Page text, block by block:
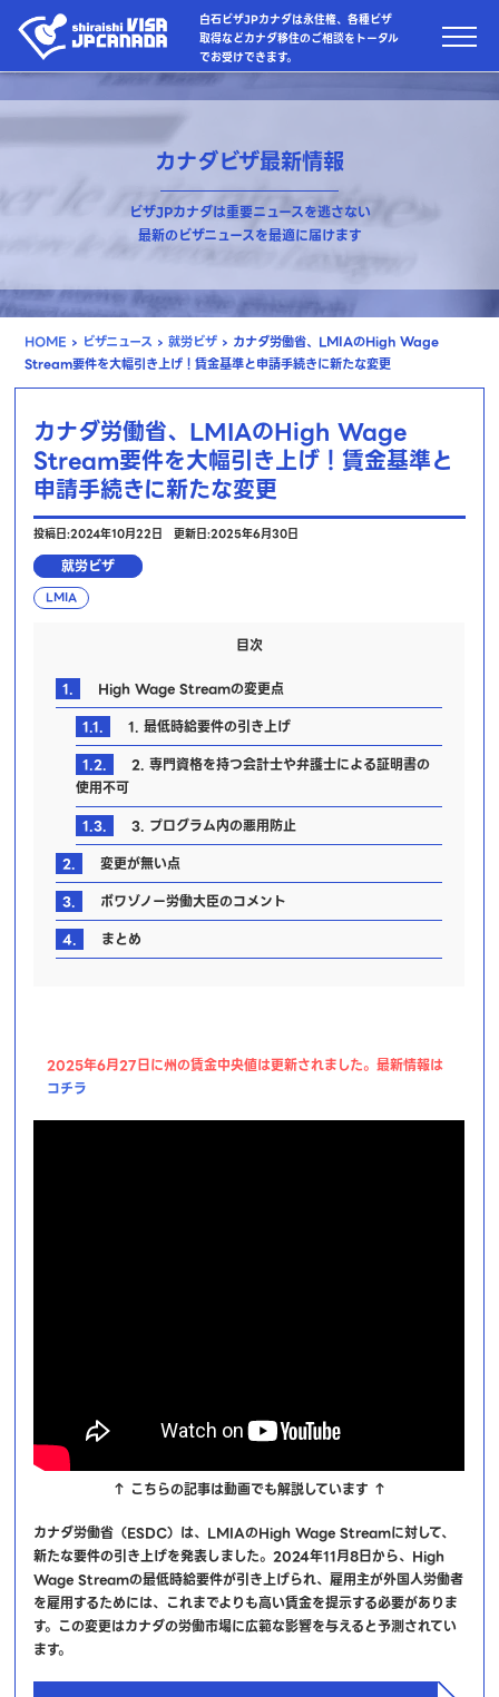
白石ビザJPカナダは永住権、各種ビザ
取得などカナダ移住のご相談をトータル
でお受けできます。
カナダビザ最新情報
ビザJPカナダは重要ニュースを逃さない
最新のビザニュースを最適に届けます
HOME › ビザニュース › 就労ビザ › カナダ労働省、LMIAのHigh Wage
Stream要件を大幅引き上げ！賃金基準と申請手続きに新たな変更
カナダ労働省、LMIAのHigh Wage
Stream要件を大幅引き上げ！賃金基準と
申請手続きに新たな変更
投稿日:2024年10月22日 更新日:2025年6月30日
就労ビザ
LMIA
目次
1.
High Wage Streamの変更点
1.1.
1. 最低時給要件の引き上げ
1.2.
2. 専門資格を持つ会計士や弁護士による証明書の
使用不可
1.3.
3. プログラム内の悪用防止
2.
変更が無い点
3.
ボワゾノー労働大臣のコメント
4.
まとめ
2025年6月27日に州の賃金中央値は更新されました。最新情報は
コチラ
↑ こちらの記事は動画でも解説しています ↑
カナダ労働省（ESDC）は、LMIAのHigh Wage Streamに対して、
新たな要件の引き上げを発表しました。2024年11月8日から、High
Wage Streamの最低時給要件が引き上げられ、雇用主が外国人労働者
を雇用するためには、これまでよりも高い賃金を提示する必要がありま
す。この変更はカナダの労働市場に広範な影響を与えると予測されてい
ます。